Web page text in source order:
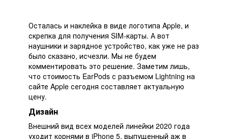
Осталась и наклейка в виде логотипа Apple, и
скрепка для получения SIM-карты. А вот
наушники и зарядное устройство, как уже не раз
было сказано, исчезли. Мы не будем
комментировать это решение. Заметим лишь,
что стоимость EarPods с разъемом Lightning на
сайте Apple сегодня составляет актуальную
цену.
Дизайн
Внешний вид всех моделей линейки 2020 года
уходит корнями в iPhone 5, выпущенный аж в